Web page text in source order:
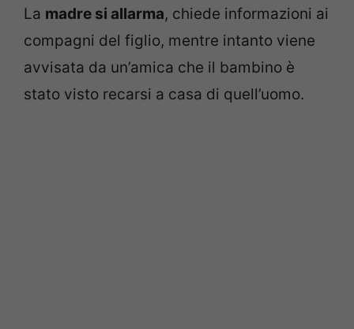
La madre si allarma, chiede informazioni ai
compagni del figlio, mentre intanto viene
avvisata da un’amica che il bambino è
stato visto recarsi a casa di quell’uomo.